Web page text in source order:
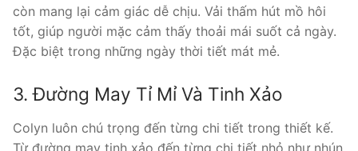
còn mang lại cảm giác dễ chịu. Vải thấm hút mồ hôi
tốt, giúp người mặc cảm thấy thoải mái suốt cả ngày.
Đặc biệt trong những ngày thời tiết mát mẻ.
3. Đường May Tỉ Mỉ Và Tinh Xảo
Colyn luôn chú trọng đến từng chi tiết trong thiết kế.
Từ đường may tinh xảo đến từng chi tiết nhỏ như nhún